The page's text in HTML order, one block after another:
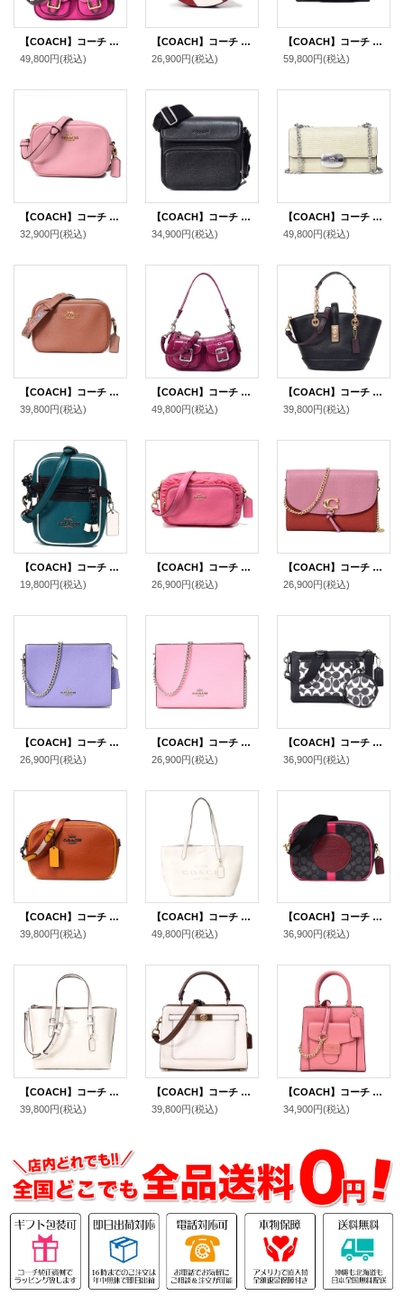
【COACH】コーチ ぺブルレザー アシュトン バゲット 2way クロスボディ 斜め掛け ショルダー ハンド バッグ セリースマルチ（日本未発売）
49,800円(税込)
【COACH】コーチ ぺブルレザー エレン ストライプ クロスボディ 三日月 ハーフムーン 斜め掛け ショルダーバッグ レッド×チャーク（日本未発売）
26,900円(税込)
【COACH】コーチ メンズ バッグ レザー ロゴ フィン ポケット クロスボディ 斜め掛け ショルダーバッグ ブラック〔日本未発売〕
59,800円(税込)
【COACH】コーチ ぺブルレザー ミニ ジェイミー カメラバッグ クロスボディー ショルダーバッグ ピンク（日本未発売）
32,900円(税込)
【COACH】コーチ メンズ バッグ ぺブルレザー サリバン クロスボディ フラップ メッセンジャー カメラ 斜め掛け ショルダーバッグ ブラック〔日本未発売〕
34,900円(税込)
【COACH】コーチ リザード レザー エライザ フラップ クロスボディ 斜め掛け チェーン ショルダーバッグ ペールグリーン（日本未発売）
49,800円(税込)
【COACH】コーチ バッグ ぺブルレザー フラワー お花 ジェイミー ツーリング カメラバッグ クロスボディ 斜め掛け ショルダーバッグ レッドウッドマルチ（日本未発売）
39,800円(税込)
【COACH】コーチ バッグ パテントレザー アシュトン バゲット 2way クロスボディ 斜め掛け ショルダー ハンドバッグ ピンク（日本未発売）
49,800円(税込)
【COACH】コーチ ぺブルレザー エンボスド スネーク バケット 2way 斜めがけ クロスボディー ショルダーバッグ ブラックマルチ（日本未発売）
39,800円(税込)
【COACH】コーチ ぺブルレザー ヴェイル フィービー カラーブロック クロスボディ 2way ショルダー 斜め掛け クラッチ バッグ ビリジアン（日本未発売）
19,800円(税込)
【COACH】コーチ ナイロン ぺブルレザー コート ルーシング シャーリング クロスボディ 斜め掛け ショルダーバッグ コンフェティピンク（日本未発売）
26,900円(税込)
【COACH】コーチ ぺブルレザー レミ カラーブロック チェーン クロスボディ 斜め掛け 2WAY クラッチ ショルダーバッグ ローズマルチ（日本未発売）
26,900円(税込)
【COACH】コーチ ぺブルレザー スリム ロゴ チェーン クロスボディ 2way クラッチ 斜め掛け ショルダーバッグ ライトバイオレット（日本未発売）
26,900円(税込)
【COACH】コーチ ぺブルレザー スリム ロゴ チェーン クロスボディ 2way クラッチ 斜め掛け ショルダーバッグ フラワーピンク（日本未発売）
26,900円(税込)
【COACH】コーチ コーティングキャンバス レザー シグネチャー ホールデン コインケース付き クロスボディ 斜め掛け ショルダーバッグ ブラック×チャーク（日本未発売）
36,900円(税込)
【COACH】コーチ ぺブルレザー ジェイミー カメラバッグ クロスボディ 斜め掛け 2way クラッチ ショルダーバッグ サンセットマルチ（日本未発売）
39,800円(税込)
【COACH】コーチ ぺブルレザー キャメロン トート ロゴ トートバッグ チャーク〔日本未発売〕
49,800円(税込)
【COACH】コーチ ジャガード ぺブルレザー シグネチャー デンプシー ストライプ パッチ カメラバッグ クロスボディ 斜め掛け 2way クラッチ ショルダーバッグ ブラック×ワインマルチ（日本未発売）
36,900円(税込)
【COACH】コーチ バッグ トート レザー モリー 25 ロゴ 2WAY クロスボディ 斜め掛け ショルダー ハンドバッグ チャーク（日本未発売）
39,800円(税込)
【COACH】コーチ レザー ミニ レーン ハンドル クロスボディ 斜め掛け 2WAY ショルダー ハンドバッグ チャーク×ペニーマルチ（日本未発売）
39,800円(税込)
【COACH】コーチ ぺブルレザー ミニ ペッパー クロスボディ ロゴ 2WAY ショルダーバッグ タフィー（日本未発売）
34,900円(税込)